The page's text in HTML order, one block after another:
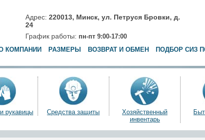
Адрес: 220013, Минск, ул. Петруся Бровки, д.
24
График работы: пн-пт 9:00-17:00
КОМПАНИИ РАЗМЕРЫ ВОЗВРАТ И ОБМЕН ПОДБОР СИЗ
рукавицы Средства защиты
Хозяйственный
инвентарь